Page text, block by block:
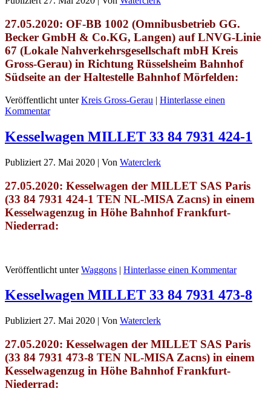
27.05.2020: OF-BB 1002 (Omnibusbetrieb GG.
Becker GmbH & Co.KG, Langen) auf LNVG-Linie
67 (Lokale Nahverkehrsgesellschaft mbH Kreis
Gross-Gerau) in Richtung Rüsselsheim Bahnhof
Südseite an der Haltestelle Bahnhof Mörfelden:
Veröffentlicht unter Kreis Gross-Gerau | Hinterlasse einen
Kommentar
Kesselwagen MILLET 33 84 7931 424-1
Publiziert 27. Mai 2020 | Von Waterclerk
27.05.2020: Kesselwagen der MILLET SAS Paris
(33 84 7931 424-1 TEN NL-MISA Zacns) in einem
Kesselwagenzug in Höhe Bahnhof Frankfurt-
Niederrad:
Veröffentlicht unter Waggons | Hinterlasse einen Kommentar
Kesselwagen MILLET 33 84 7931 473-8
Publiziert 27. Mai 2020 | Von Waterclerk
27.05.2020: Kesselwagen der MILLET SAS Paris
(33 84 7931 473-8 TEN NL-MISA Zacns) in einem
Kesselwagenzug in Höhe Bahnhof Frankfurt-
Niederrad: